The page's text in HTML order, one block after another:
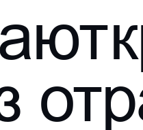
ютк
отр